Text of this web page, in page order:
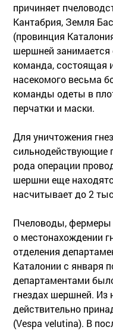
причиняет
Кантабрия, Земля
(провинция
шершней занимается
команда, состоящая
насекомого весьма
команды одеты в
перчатки и маски.
Для уничтожения
сильнодействующие
рода операции
шершни еще
насчитывает до 2
Пчеловоды, фермеры
о местонахождении
отделения
Каталонии с января
департаментами
гнездах шершней. Из
действительно
(Vespa velutina). В